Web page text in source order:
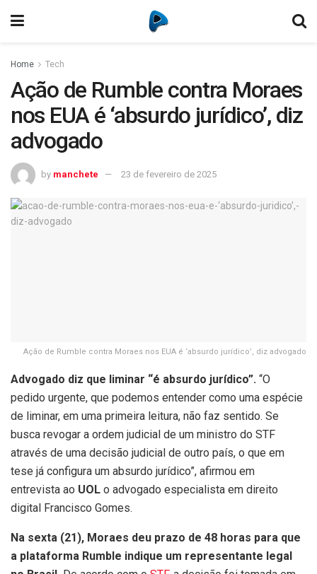
Home Tech
Ação de Rumble contra Moraes
nos EUA é ‘absurdo jurídico’, diz
advogado
by manchete 23 de fevereiro de 2025
Ação de Rumble contra Moraes nos EUA é ‘absurdo jurídico’, diz advogado
Advogado diz que liminar “é absurdo jurídico”. “O
pedido urgente, que podemos entender como uma espécie
de liminar, em uma primeira leitura, não faz sentido. Se
busca revogar a ordem judicial de um ministro do STF
através de uma decisão judicial de outro país, o que em
tese já configura um absurdo jurídico”, afirmou em
entrevista ao UOL o advogado especialista em direito
digital Francisco Gomes.
Na sexta (21), Moraes deu prazo de 48 horas para que
a plataforma Rumble indique um representante legal